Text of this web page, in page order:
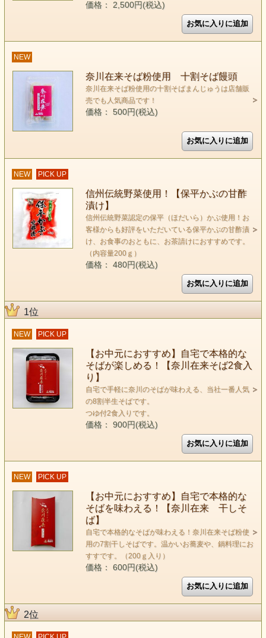
価格： 2,500円(税込)
NEW
奈川在来そば粉使用 十割そば饅頭
奈川在来そば粉使用の十割そばまんじゅうは店舗販
売でも人気商品です！
価格： 500円(税込)
NEW PICK UP
信州伝統野菜使用！【保平かぶの甘酢
漬け】
信州伝統野菜認定の保平（ほだいら）かぶ使用！お
客様からも好評をいただいている保平かぶの甘酢漬
け、お食事のおともに、お茶請けにおすすめです。
（内容量200ｇ）
価格： 480円(税込)
1位
NEW PICK UP
【お中元におすすめ】自宅で本格的な
そばが楽しめる！【奈川在来そば2食入
り】
自宅で手軽に奈川のそばが味わえる、当社一番人気
の8割半生そばです。
つゆ付2食入りです。
価格： 900円(税込)
NEW PICK UP
【お中元におすすめ】自宅で本格的な
そばを味わえる！【奈川在来 干しそ
ば】
自宅で本格的なそばが味わえる！奈川在来そば粉使
用の7割干しそばです。温かいお蕎麦や、鍋料理にお
すすです。（200ｇ入り）
価格： 600円(税込)
2位